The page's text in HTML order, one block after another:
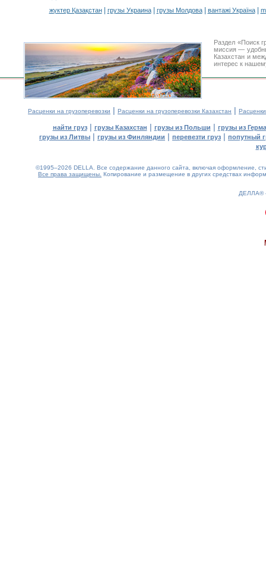
жүктер Қазақстан| грузы Украина| грузы Молдова| вантажі Україна|
Раздел «Поиск
миссия —
Казахстан и
интерес к
Расценки на грузоперевозки | Расценки на грузоперевозки Казахстан |
найти груз| грузы Казахстан | грузы из Польши | грузы из
грузы из Литвы | грузы из Финляндии | перевезти груз | попутный
©1995–2026 DELLA. Все содержание данного сайта, включая оформление,
Все права защищены. Копирование и размещение в других средствах